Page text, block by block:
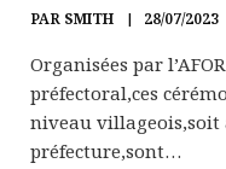
PAR SMITH 28/07/2023
Organisées par
préfectoral,ces
niveau villageois,soit
préfecture,sont…